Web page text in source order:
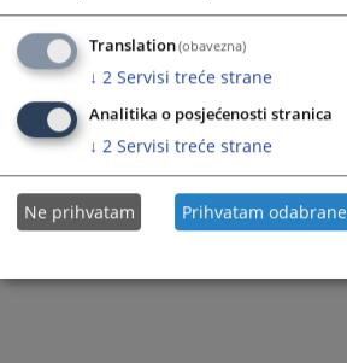
Translation(obavezna)
↓ 2 Servisi treće strane
Analitika o posjećenosti stranica
↓ 2 Servisi treće strane
Ne prihvatam Prihvatam odabrane